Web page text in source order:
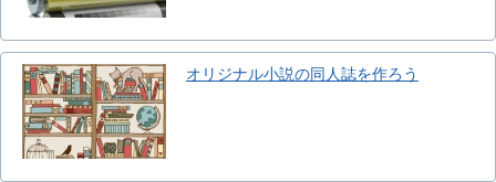
オリジナル小説の同人誌を作ろう